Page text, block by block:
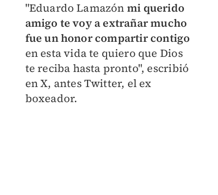
"Eduardo Lamazón mi querido
amigo te voy a extrañar mucho
fue un honor compartir contigo
en esta vida te quiero que Dios
te reciba hasta pronto", escribió
en X, antes Twitter, el ex
boxeador.